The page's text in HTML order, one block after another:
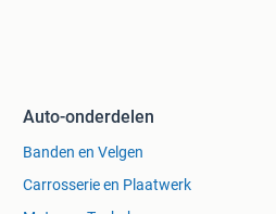
Auto-onderdelen
Banden en Velgen
Carrosserie en Plaatwerk